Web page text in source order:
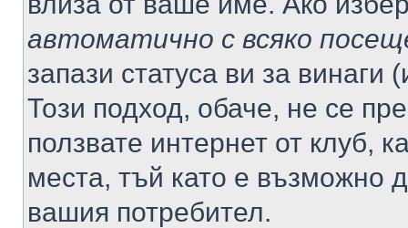
автоматично с всяко
запази статуса ви за винаги
Този подход, обаче, не се
ползвате интернет от клуб,
места, тъй като е възможно
вашия потребител.